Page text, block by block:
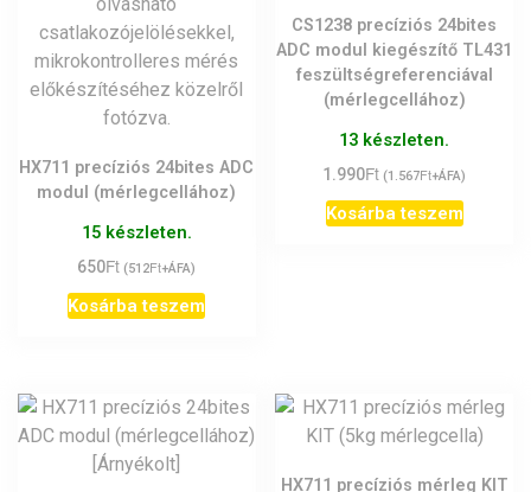
HX711 precíziós 24bites ADC
modul (mérlegcellához)
15 készleten.
650Ft (512Ft+ÁFA)
Kosárba teszem
CS1238 precíziós 24bites
ADC modul kiegészítő TL431
feszültségreferenciával
(mérlegcellához)
13 készleten.
1.990Ft (1.567Ft+ÁFA)
Kosárba teszem
HX711 precíziós mérleg KIT